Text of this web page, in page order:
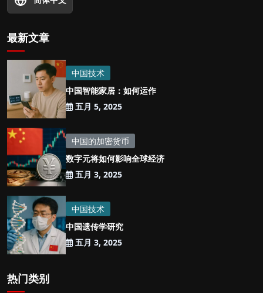
最新文章
中国技术
中国智能家居：如何运作
五月 5, 2025
中国的加密货币
数字元将如何影响全球经济
五月 3, 2025
中国技术
中国遗传学研究
五月 3, 2025
热门类别